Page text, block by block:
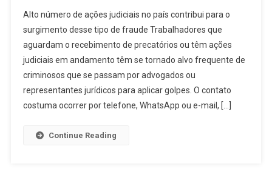
Alto número de ações judiciais no país contribui para o
surgimento desse tipo de fraude Trabalhadores que
aguardam o recebimento de precatórios ou têm ações
judiciais em andamento têm se tornado alvo frequente de
criminosos que se passam por advogados ou
representantes jurídicos para aplicar golpes. O contato
costuma ocorrer por telefone, WhatsApp ou e-mail, […]
Continue Reading